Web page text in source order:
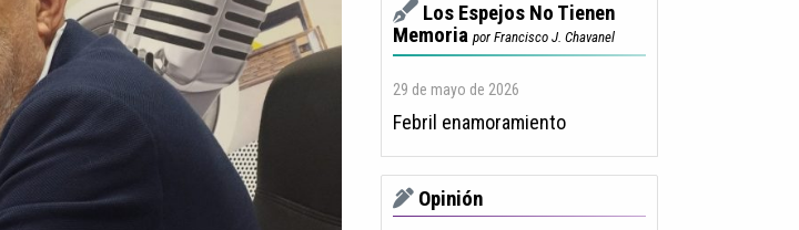
Los Espejos No Tienen
Memoria por Francisco J. Chavanel
29 de mayo de 2026
Febril enamoramiento
Opinión